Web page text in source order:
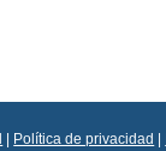
Política de privacidad